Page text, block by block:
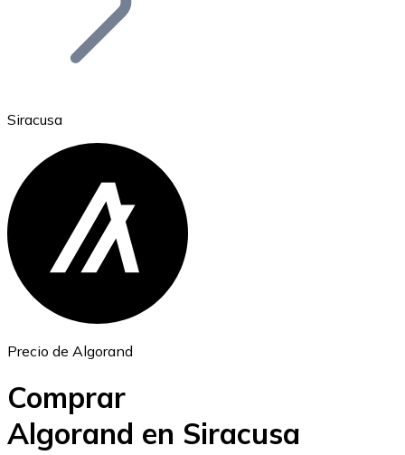
Ethereum
ETH
Siracusa
Precio de Algorand
Comprar
Algorand en Siracusa